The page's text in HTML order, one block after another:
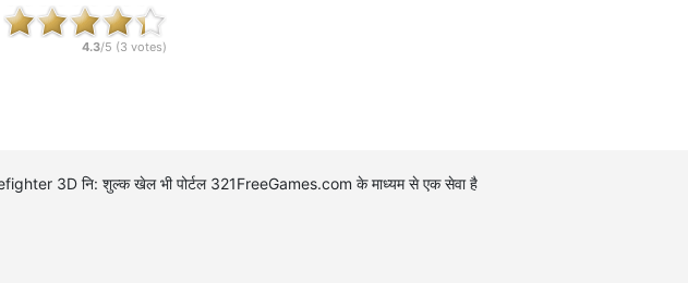
4.3/5 (3 votes)
3D नि: शुल्क खेल भी पोर्टल 321FreeGames.com के माध्यम से एक सेवा है